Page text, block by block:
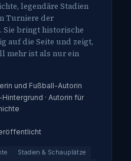
legendäre Stadien
Turniere der
Sie bringt historische
auf die Seite und zeigt,
mehr ist als nur ein
und Fußball-Autorin
· Autorin für
Stadien & Schauplätze